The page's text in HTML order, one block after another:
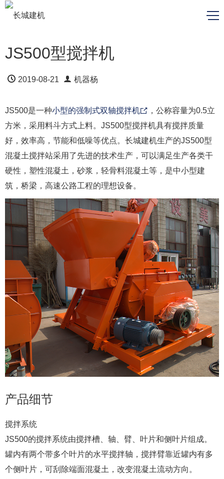
JS500型搅拌机
2019-08-21 机器杨
JS500是一种小型的强制式双轴搅拌机
，公称容量为0.5立
方米，采用料斗方式上料。JS500型搅拌机具有搅拌质量
好，效率高，节能和低噪等优点。长城建机生产的JS500型
混凝土搅拌站采用了先进的技术生产，可以满足生产各类干
硬性，塑性混凝土，砂浆，轻骨料混凝土等，是中小型建
筑，桥梁，高速公路工程的理想设备。
产品细节
搅拌系统
JS500的搅拌系统由搅拌槽、轴、臂、叶片和侧叶片组成。
罐内有两个带多个叶片的水平搅拌轴，搅拌臂靠近罐内有多
个侧叶片，可刮除端面混凝土，改变混凝土流动方向。